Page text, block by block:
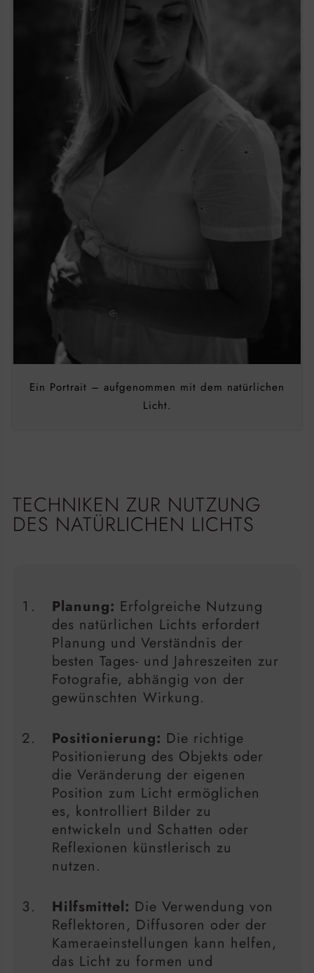
Ein Portrait – aufgenommen mit dem natürlichen
Licht.
TECHNIKEN ZUR NUTZUNG
DES NATÜRLICHEN LICHTS
Planung: Erfolgreiche Nutzung
des natürlichen Lichts erfordert
Planung und Verständnis der
besten Tages- und Jahreszeiten zur
Fotografie, abhängig von der
gewünschten Wirkung.
Positionierung: Die richtige
Positionierung des Objekts oder
die Veränderung der eigenen
Position zum Licht ermöglichen
es, kontrolliert Bilder zu
entwickeln und Schatten oder
Reflexionen künstlerisch zu
nutzen.
Hilfsmittel: Die Verwendung von
Reflektoren, Diffusoren oder der
Kameraeinstellungen kann helfen,
das Licht zu formen und